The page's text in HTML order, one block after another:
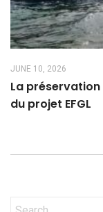
JUNE 10, 2026
La
du projet EFGL
Search